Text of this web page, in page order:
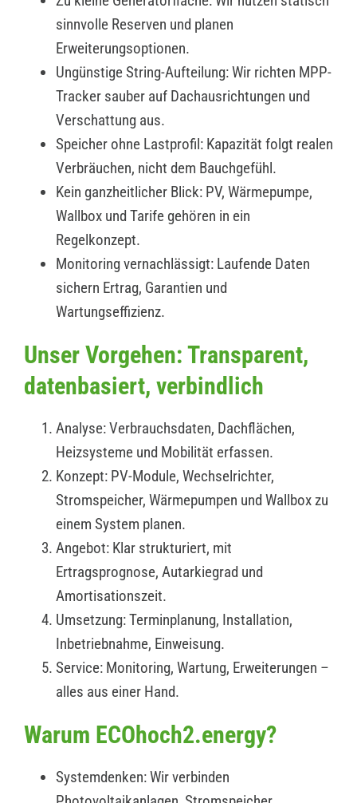
sinnvolle Reserven und planen
Erweiterungsoptionen.
Ungünstige String-Aufteilung: Wir richten MPP-
Tracker sauber auf Dachausrichtungen und
Verschattung aus.
Speicher ohne Lastprofil: Kapazität folgt realen
Verbräuchen, nicht dem Bauchgefühl.
Kein ganzheitlicher Blick: PV, Wärmepumpe,
Wallbox und Tarife gehören in ein
Regelkonzept.
Monitoring vernachlässigt: Laufende Daten
sichern Ertrag, Garantien und
Wartungseffizienz.
Unser Vorgehen: Transparent,
datenbasiert, verbindlich
Analyse: Verbrauchsdaten, Dachflächen,
Heizsysteme und Mobilität erfassen.
Konzept: PV-Module, Wechselrichter,
Stromspeicher, Wärmepumpen und Wallbox zu
einem System planen.
Angebot: Klar strukturiert, mit
Ertragsprognose, Autarkiegrad und
Amortisationszeit.
Umsetzung: Terminplanung, Installation,
Inbetriebnahme, Einweisung.
Service: Monitoring, Wartung, Erweiterungen –
alles aus einer Hand.
Warum ECOhoch2.energy?
Systemdenken: Wir verbinden